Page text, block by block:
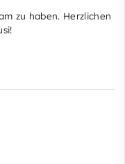
zu haben. Herzlichen